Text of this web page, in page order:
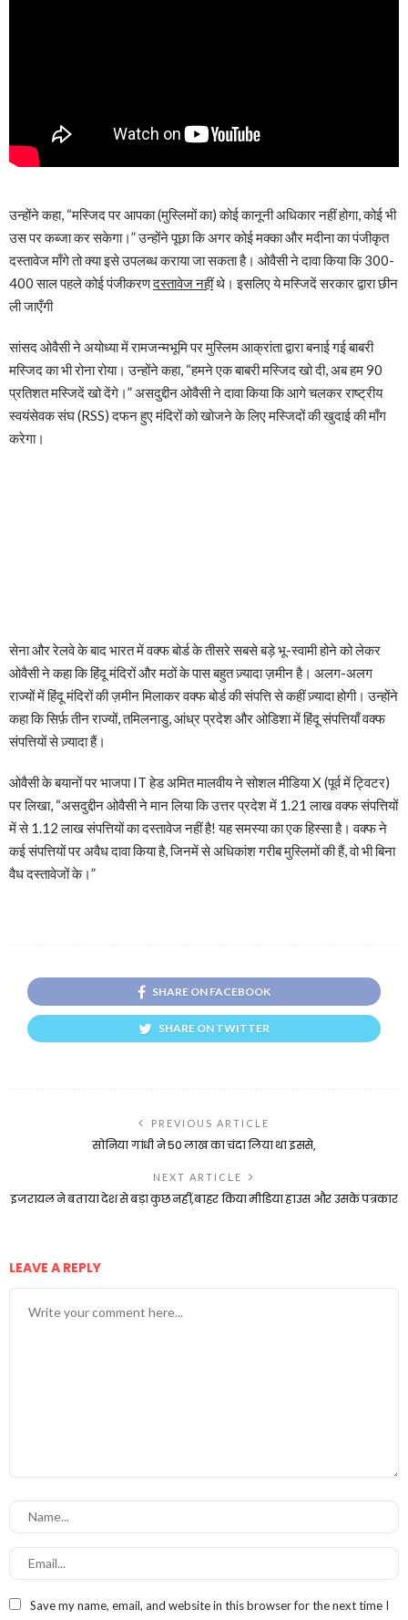
उन्होंने कहा, “मस्जिद पर आपका (मुस्लिमों का) कोई कानूनी अधिकार नहीं होगा, कोई भी
उस पर कब्जा कर सकेगा।” उन्होंने पूछा कि अगर कोई मक्का और मदीना का पंजीकृत
दस्तावेज माँगे तो क्या इसे उपलब्ध कराया जा सकता है। ओवैसी ने दावा किया कि 300-
400 साल पहले कोई पंजीकरणदस्तावेज नहींथे। इसलिए ये मस्जिदें सरकार द्वारा छीन
ली जाएँगी
सांसद ओवैसी ने अयोध्या में रामजन्मभूमि पर मुस्लिम आक्रांता द्वारा बनाई गई बाबरी
मस्जिद का भी रोना रोया। उन्होंने कहा, “हमने एक बाबरी मस्जिद खो दी, अब हम 90
प्रतिशत मस्जिदें खो देंगे।” असदुद्दीन ओवैसी ने दावा किया कि आगे चलकर राष्ट्रीय
स्वयंसेवक संघ (RSS) दफन हुए मंदिरों को खोजने के लिए मस्जिदों की खुदाई की माँग
करेगा।
सेना और रेलवे के बाद भारत में वक्फ बोर्ड के तीसरे सबसे बड़े भू-स्वामी होने को लेकर
ओवैसी ने कहा कि हिंदू मंदिरों और मठों के पास बहुत ज़्यादा ज़मीन है। अलग-अलग
राज्यों में हिंदू मंदिरों की ज़मीन मिलाकर वक्फ बोर्ड की संपत्ति से कहीं ज़्यादा होगी। उन्होंने
कहा कि सिर्फ़ तीन राज्यों, तमिलनाडु, आंध्र प्रदेश और ओडिशा में हिंदू संपत्तियाँ वक्फ
संपत्तियों से ज़्यादा हैं।
ओवैसी के बयानों पर भाजपा IT हेड अमित मालवीय ने सोशल मीडिया X (पूर्व में ट्विटर)
पर लिखा, “असदुद्दीन ओवैसी ने मान लिया कि उत्तर प्रदेश में 1.21 लाख वक्फ संपत्तियों
में से 1.12 लाख संपत्तियों का दस्तावेज नहीं है! यह समस्या का एक हिस्सा है। वक्फ ने
कई संपत्तियों पर अवैध दावा किया है, जिनमें से अधिकांश गरीब मुस्लिमों की हैं, वो भी बिना
वैध दस्तावेजों के।”
SHARE ON FACEBOOK
SHARE ON TWITTER
PREVIOUS ARTICLE
सोनिया गांधी ने 50 लाख का चंदा लिया था इससे,
NEXT ARTICLE
इजरायल ने बताया देश से बड़ा कुछ नहीं,बाहर किया मीडिया हाउस और उसके पत्रकार
LEAVE A REPLY
Save my name, email, and website in this browser for the next time I